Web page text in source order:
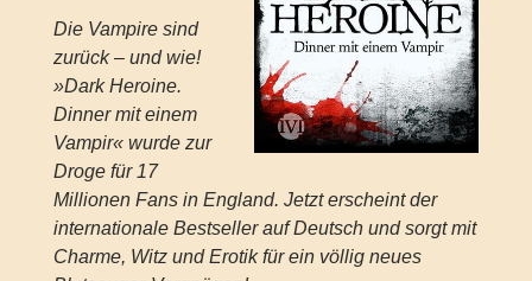
Die Vampire sind
zurück – und wie!
»Dark Heroine.
Dinner mit einem
Vampir« wurde zur
Droge für 17
Millionen Fans in England. Jetzt erscheint der
internationale Bestseller auf Deutsch und sorgt mit
Charme, Witz und Erotik für ein völlig neues